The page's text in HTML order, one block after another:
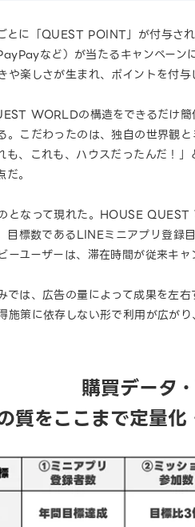
とに「QUEST POINT」が付与さ
など）が当たるキャンペー
楽しさが生まれ、ポイントを付
WORLDの構造をできるだけ
。こだわったのは、独自の世界観
も、これも、ハウスだったんだ！
。
となって現れた。HOUSE
標数であるLINEミニアプリ登録目
ーユーザーは、滞在時間が従来キ
では、広告の量によって成果を左
施策に依存しない形で利用が広が
購買データ
質をここまで定量